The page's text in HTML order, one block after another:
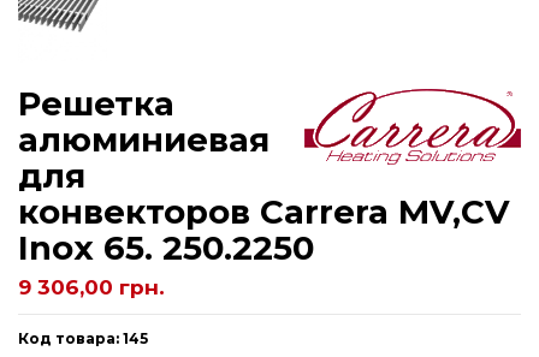
Решетка
алюминиевая
для
конвекторов Carrera МV,СV
Inox 65. 250.2250
9 306,00 грн.
Код товара: 145